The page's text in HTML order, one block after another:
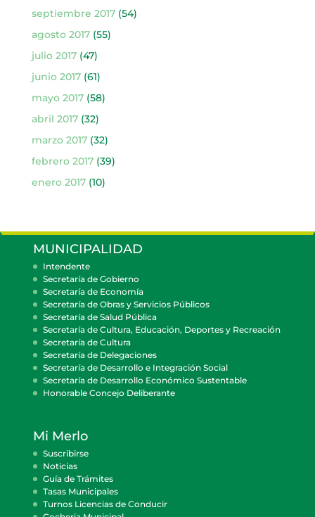
septiembre 2017(54)
agosto 2017(55)
julio 2017(47)
junio 2017(61)
mayo 2017(58)
abril 2017(32)
marzo 2017(32)
febrero 2017(39)
enero 2017(10)
MUNICIPALIDAD
Intendente
Secretaría de Gobierno
Secretaría de Economía
Secretaría de Obras y Servicios Públicos
Secretaría de Salud Pública
Secretaría de Cultura, Educación, Deportes y Recreación
Secretaría de Cultura
Secretaría de Delegaciones
Secretaría de Desarrollo e Integración Social
Secretaría de Desarrollo Económico Sustentable
Honorable Concejo Deliberante
Mi Merlo
Suscribirse
Noticias
Guía de Trámites
Tasas Municipales
Turnos Licencias de Conducir